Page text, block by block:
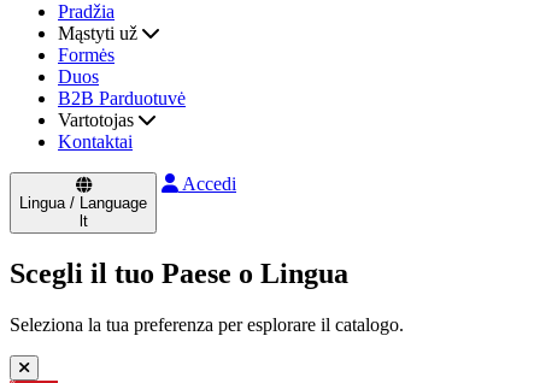
Pradžia
Mąstyti už
Formės
Duos
B2B Parduotuvė
Vartotojas
Kontaktai
Lingua / Language
lt
Accedi
Scegli il tuo Paese o Lingua
Seleziona la tua preferenza per esplorare il catalogo.